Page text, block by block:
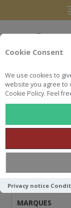
Cookie Consent
We use cookies to
website you agree to
Cookie Policy. Feel
Privacy notice
CATÉGORIES
MARQUES